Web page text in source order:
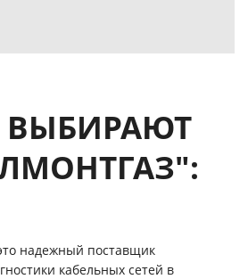
ВЫБИРАЮТ
надежный поставщик
кабельных сетей в